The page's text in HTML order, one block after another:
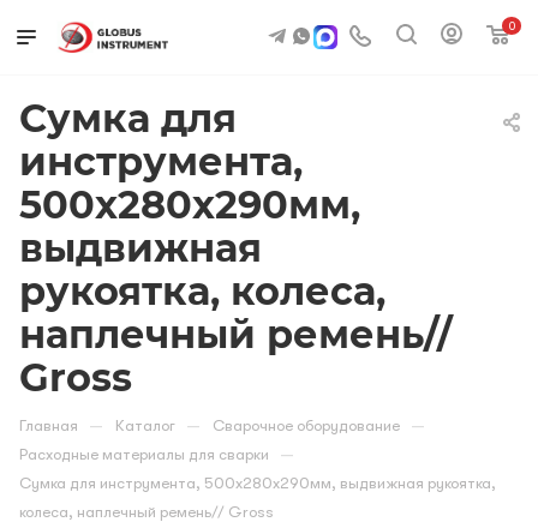
0
Сумка для
инструмента,
500х280х290мм,
выдвижная
рукоятка, колеса,
наплечный ремень//
Gross
Главная — Каталог — Сварочное оборудование —
Расходные материалы для сварки —
Сумка для инструмента, 500х280х290мм, выдвижная рукоятка,
колеса, наплечный ремень// Gross